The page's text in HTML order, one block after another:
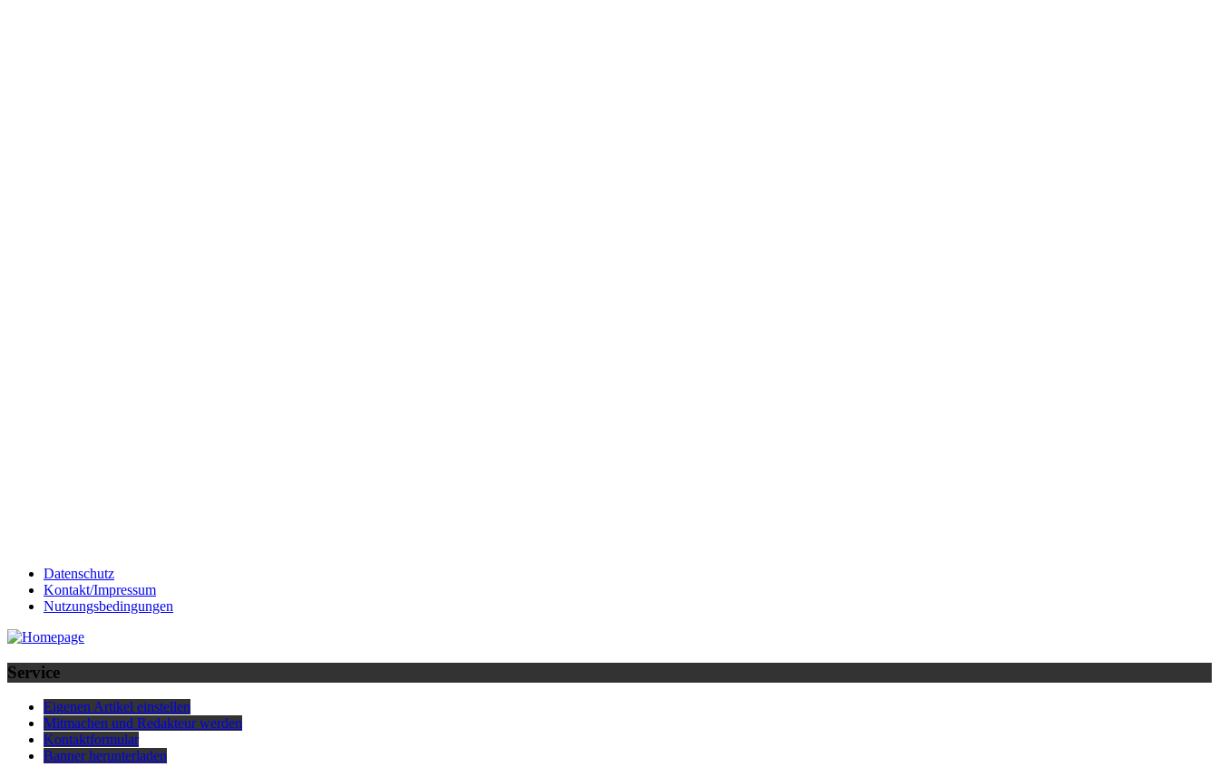
Datenschutz
Kontakt/Impressum
Nutzungsbedingungen
Service
Eigenen Artikel einstellen
Mitmachen und Redakteur werden
Kontaktformular
Banner herunterladen